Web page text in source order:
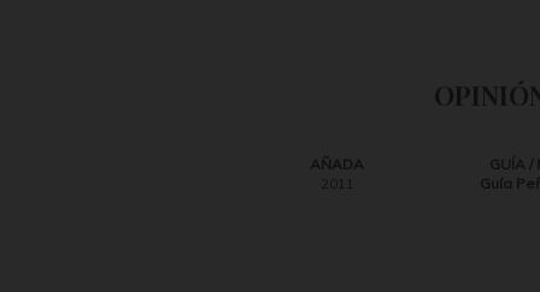
AÑADA
GUÍA /
2011
Guía